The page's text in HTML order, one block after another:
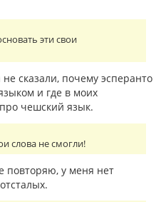
эти свои
сказали, почему эсперанто
и где в моих
чешский язык.
слова не смогли!
повторяю, у меня нет